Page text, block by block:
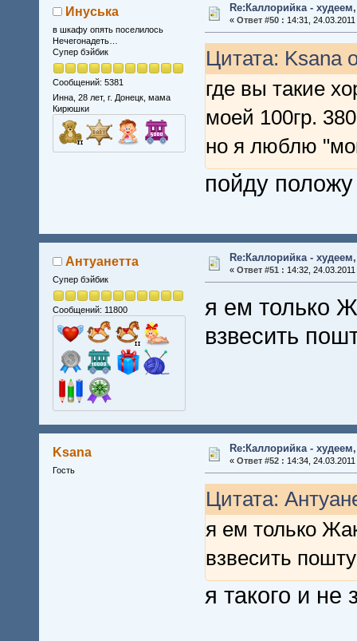
Инуська
в шкафу опять поселилось
Нечегонадеть…
Супер бэйбик
Сообщений: 5381
Инна, 28 лет, г. Донецк, мама
Кирюшки
Re:Каллорийка -
« Ответ #50 : 14:31, 24.03.2011
Цитата: Ksana
где вы такие
моей 100гр.
но я люблю
пойду
Антуанетта
Супер бэйбик
Сообщений: 11800
Re:Каллорийка -
« Ответ #51 : 14:32, 24.03.2011
я ем только
взвесить
Ksana
Гость
Re:Каллорийка -
« Ответ #52 : 14:34, 24.03.2011
Цитата:
я ем только
взвесить
я такого и не